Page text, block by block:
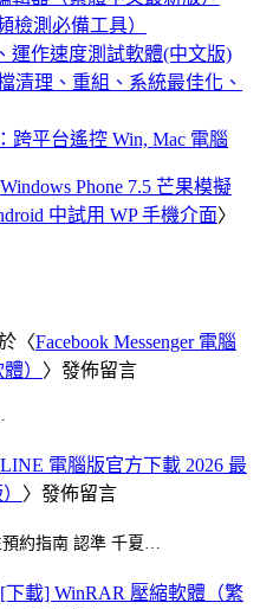
檢測必備工具）
運作速度測試軟體(中文版)
清理、重組、系統最佳化、
跨平台遙控 Win, Mac 電腦
Windows Phone 7.5 芒果模擬
中試用 WP 手機介面〉
〈Facebook Messenger 電腦
） 〉發佈留言
LINE 電腦版官方下載 2026 最
〉發佈留言
約指南 認準 千夏…
[下載] WinRAR 壓縮軟體（繁